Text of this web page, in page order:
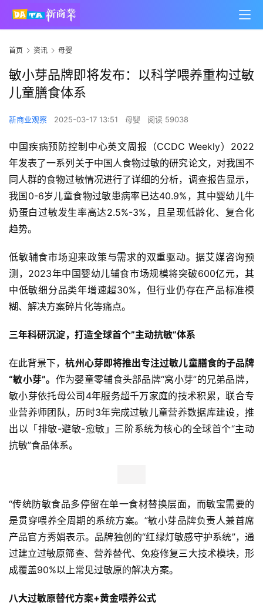
首页 资讯 母婴
敏小芽品牌即将发布：以科学喂养重构过敏
儿童膳食体系
新商业观察 2025-03-17 13:51 母婴 阅读 59038
中国疾病预防控制中心英文周报（CCDC Weekly）2022
年发表了一系列关于中国人食物过敏的研究论文，对我国不
同人群的食物过敏情况进行了详细的分析，调查报告显示，
我国0-6岁儿童食物过敏患病率已达40.9%，其中婴幼儿牛
奶蛋白过敏发生率高达2.5%-3%，且呈现低龄化、复合化
趋势。
低敏辅食市场迎来政策与需求的双重驱动。据艾媒咨询预
测，2023年中国婴幼儿辅食市场规模将突破600亿元，其
中低敏细分品类年增速超30%，但行业仍存在产品标准模
糊、解决方案碎片化等痛点。
三年科研沉淀，打造全球首个”主动抗敏”体系
在此背景下，杭州心芽即将推出专注过敏儿童膳食的子品牌
“敏小芽”。 作为婴童零辅食头部品牌“窝小芽”的兄弟品牌，
敏小芽依托母公司4年服务超千万家庭的技术积累，联合专
业营养师团队，历时3年完成过敏儿童营养数据库建设，推
出以「排敏-避敏-愈敏」三阶系统为核心的全球首个“主动
抗敏”食品体系。
“传统防敏食品多停留在单一食材替换层面，而敏宝需要的
是贯穿喂养全周期的系统方案。”敏小芽品牌负责人兼首席
产品官方秀娟表示。品牌独创的“红绿灯敏感守护系统”，通
过建立过敏原筛查、营养替代、免疫修复三大技术模块，形
成覆盖90%以上常见过敏原的解决方案。
八大过敏原替代方案+黄金喂养公式